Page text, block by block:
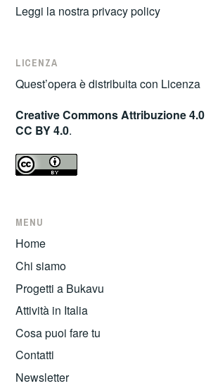
Leggi la nostraprivacy policy
LICENZA
Quest’opera è distribuita con Licenza
Creative Commons Attribuzione
CC BY 4.0.
MENU
Home
Chi siamo
Progetti a Bukavu
Attività in Italia
Cosa puoi fare tu
Contatti
Newsletter